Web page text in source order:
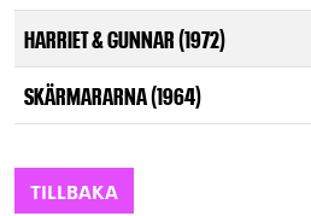
HARRIET & GUNNAR (1972)
SKÄRMARARNA (1964)
TILLBAKA